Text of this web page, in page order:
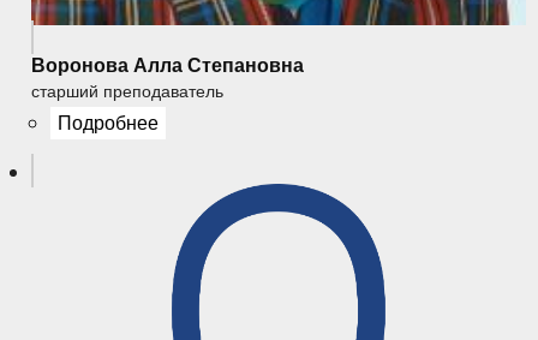
Воронова Алла Степановна
старший преподаватель
Подробнее